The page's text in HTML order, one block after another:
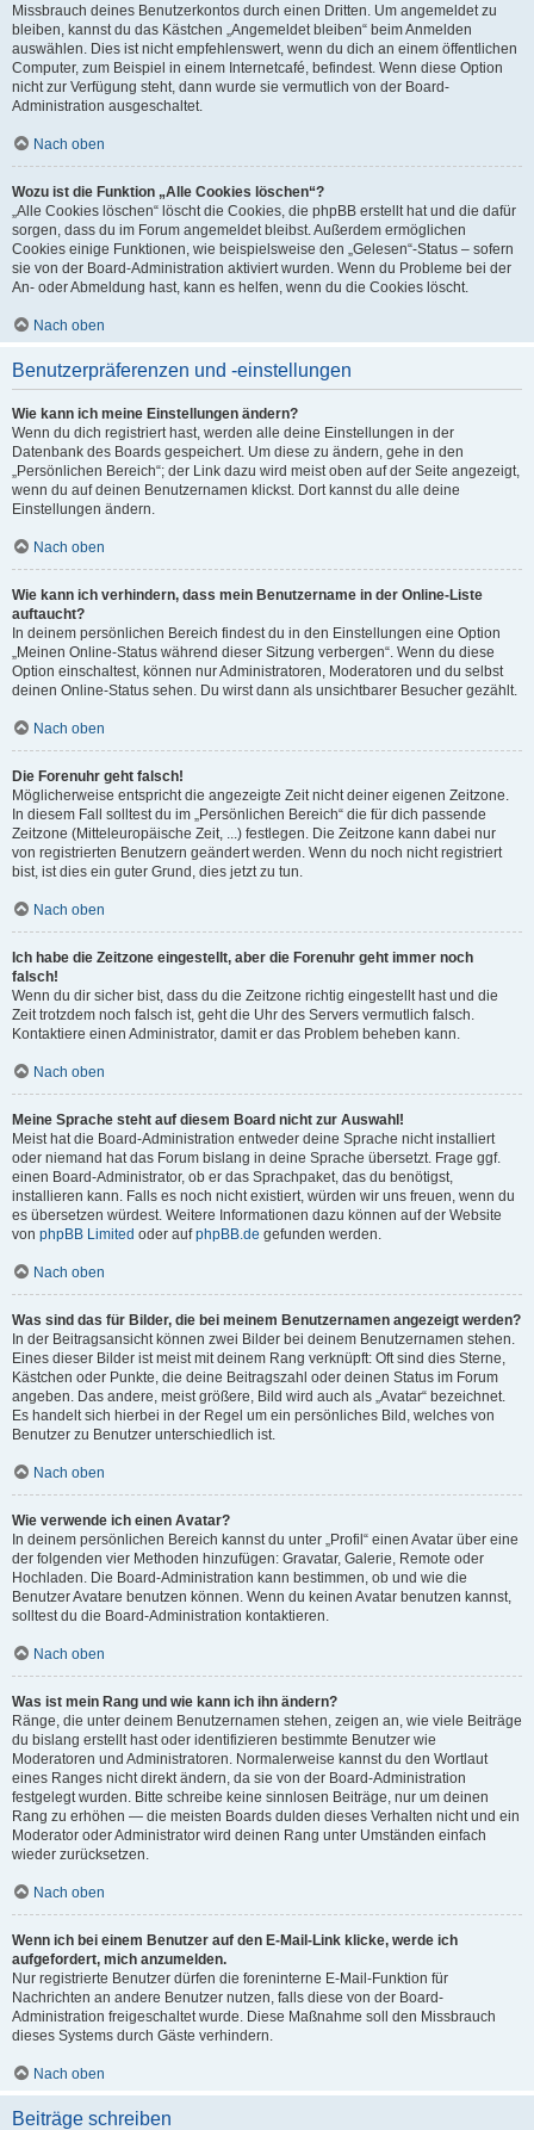
Missbrauch deines Benutzerkontos durch einen Dritten. Um angemeldet zu
bleiben, kannst du das Kästchen „Angemeldet bleiben“ beim Anmelden
auswählen. Dies ist nicht empfehlenswert, wenn du dich an einem öffentlichen
Computer, zum Beispiel in einem Internetcafé, befindest. Wenn diese Option
nicht zur Verfügung steht, dann wurde sie vermutlich von der Board-
Administration ausgeschaltet.
Nach oben
Wozu ist die Funktion „Alle Cookies löschen“?
„Alle Cookies löschen“ löscht die Cookies, die phpBB erstellt hat und die dafür
sorgen, dass du im Forum angemeldet bleibst. Außerdem ermöglichen
Cookies einige Funktionen, wie beispielsweise den „Gelesen“-Status – sofern
sie von der Board-Administration aktiviert wurden. Wenn du Probleme bei der
An- oder Abmeldung hast, kann es helfen, wenn du die Cookies löscht.
Nach oben
Benutzerpräferenzen und -einstellungen
Wie kann ich meine Einstellungen ändern?
Wenn du dich registriert hast, werden alle deine Einstellungen in der
Datenbank des Boards gespeichert. Um diese zu ändern, gehe in den
„Persönlichen Bereich“; der Link dazu wird meist oben auf der Seite angezeigt,
wenn du auf deinen Benutzernamen klickst. Dort kannst du alle deine
Einstellungen ändern.
Nach oben
Wie kann ich verhindern, dass mein Benutzername in der Online-Liste
auftaucht?
In deinem persönlichen Bereich findest du in den Einstellungen eine Option
„Meinen Online-Status während dieser Sitzung verbergen“. Wenn du diese
Option einschaltest, können nur Administratoren, Moderatoren und du selbst
deinen Online-Status sehen. Du wirst dann als unsichtbarer Besucher gezählt.
Nach oben
Die Forenuhr geht falsch!
Möglicherweise entspricht die angezeigte Zeit nicht deiner eigenen Zeitzone.
In diesem Fall solltest du im „Persönlichen Bereich“ die für dich passende
Zeitzone (Mitteleuropäische Zeit, ...) festlegen. Die Zeitzone kann dabei nur
von registrierten Benutzern geändert werden. Wenn du noch nicht registriert
bist, ist dies ein guter Grund, dies jetzt zu tun.
Nach oben
Ich habe die Zeitzone eingestellt, aber die Forenuhr geht immer noch
falsch!
Wenn du dir sicher bist, dass du die Zeitzone richtig eingestellt hast und die
Zeit trotzdem noch falsch ist, geht die Uhr des Servers vermutlich falsch.
Kontaktiere einen Administrator, damit er das Problem beheben kann.
Nach oben
Meine Sprache steht auf diesem Board nicht zur Auswahl!
Meist hat die Board-Administration entweder deine Sprache nicht installiert
oder niemand hat das Forum bislang in deine Sprache übersetzt. Frage ggf.
einen Board-Administrator, ob er das Sprachpaket, das du benötigst,
installieren kann. Falls es noch nicht existiert, würden wir uns freuen, wenn du
es übersetzen würdest. Weitere Informationen dazu können auf der Website
von phpBB Limited oder aufphpBB.de gefunden werden.
Nach oben
Was sind das für Bilder, die bei meinem Benutzernamen angezeigt werden?
In der Beitragsansicht können zwei Bilder bei deinem Benutzernamen stehen.
Eines dieser Bilder ist meist mit deinem Rang verknüpft: Oft sind dies Sterne,
Kästchen oder Punkte, die deine Beitragszahl oder deinen Status im Forum
angeben. Das andere, meist größere, Bild wird auch als „Avatar“ bezeichnet.
Es handelt sich hierbei in der Regel um ein persönliches Bild, welches von
Benutzer zu Benutzer unterschiedlich ist.
Nach oben
Wie verwende ich einen Avatar?
In deinem persönlichen Bereich kannst du unter „Profil“ einen Avatar über eine
der folgenden vier Methoden hinzufügen: Gravatar, Galerie, Remote oder
Hochladen. Die Board-Administration kann bestimmen, ob und wie die
Benutzer Avatare benutzen können. Wenn du keinen Avatar benutzen kannst,
solltest du die Board-Administration kontaktieren.
Nach oben
Was ist mein Rang und wie kann ich ihn ändern?
Ränge, die unter deinem Benutzernamen stehen, zeigen an, wie viele Beiträge
du bislang erstellt hast oder identifizieren bestimmte Benutzer wie
Moderatoren und Administratoren. Normalerweise kannst du den Wortlaut
eines Ranges nicht direkt ändern, da sie von der Board-Administration
festgelegt wurden. Bitte schreibe keine sinnlosen Beiträge, nur um deinen
Rang zu erhöhen — die meisten Boards dulden dieses Verhalten nicht und ein
Moderator oder Administrator wird deinen Rang unter Umständen einfach
wieder zurücksetzen.
Nach oben
Wenn ich bei einem Benutzer auf den E-Mail-Link klicke, werde ich
aufgefordert, mich anzumelden.
Nur registrierte Benutzer dürfen die foreninterne E-Mail-Funktion für
Nachrichten an andere Benutzer nutzen, falls diese von der Board-
Administration freigeschaltet wurde. Diese Maßnahme soll den Missbrauch
dieses Systems durch Gäste verhindern.
Nach oben
Beiträge schreiben